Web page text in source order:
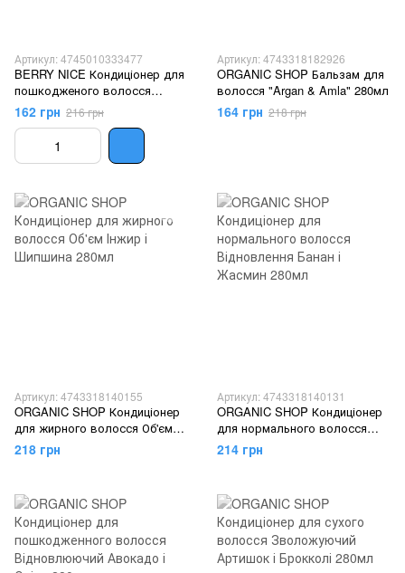
Артикул: 4745010333477
BERRY NICE Кондиціонер для
пошкодженого волосся
Антистрес Чистий мигдаль і
Натуральний йогурт 280мл
162 грн 216 грн
Артикул: 4743318182926
ORGANIC SHOP Бальзам для
волосся "Argan & Amla" 280мл
164 грн 218 грн
Артикул: 4743318140155
ORGANIC SHOP Кондиціонер
для жирного волосся Об'єм
Інжир і Шипшина 280мл
218 грн
Артикул: 4743318140131
ORGANIC SHOP Кондиціонер
для нормального волосся
Відновлення Банан і Жасмин
280мл
214 грн